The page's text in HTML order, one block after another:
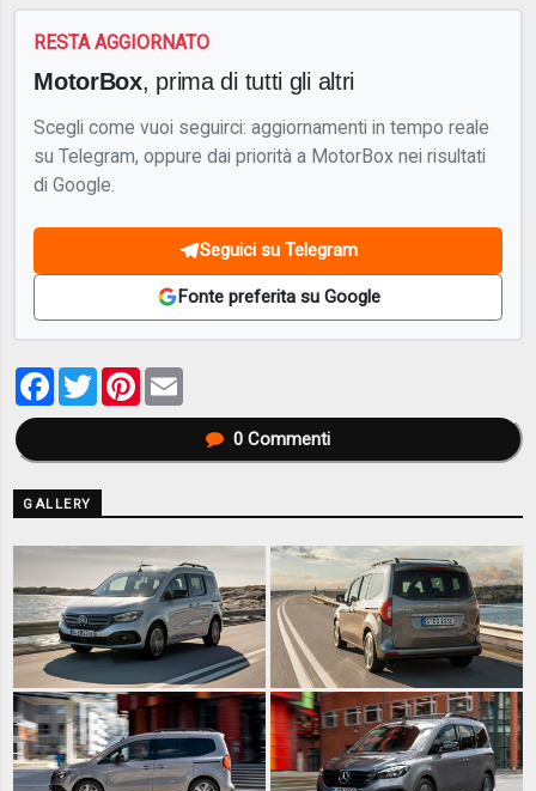
RESTA AGGIORNATO
MotorBox, prima di tutti gli altri
Scegli come vuoi seguirci: aggiornamenti in tempo reale
su Telegram, oppure dai priorità a MotorBox nei risultati
di Google.
Seguici su Telegram
Fonte preferita su Google
Facebook
TwitterPinterest
0Commenti
GALLERY